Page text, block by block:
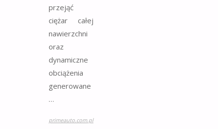
przejąć
ciężar całej
nawierzchni
oraz
dynamiczne
obciążenia
generowane
…
primeauto.com.pl